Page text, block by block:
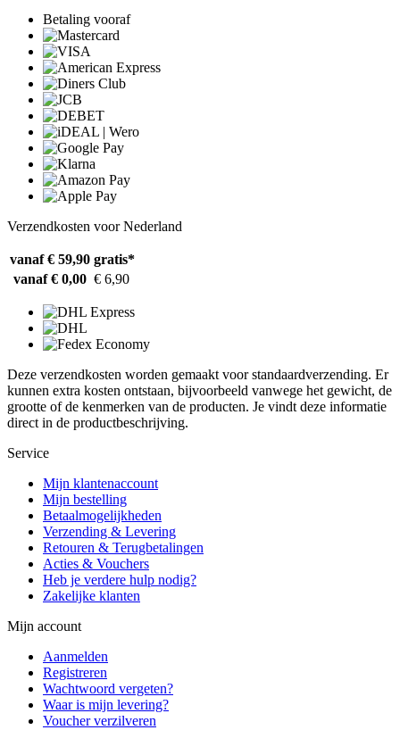
Betaling vooraf
Verzendkosten voor Nederland
vanaf € 59,90 gratis*
vanaf € 0,00 € 6,90
Deze verzendkosten worden gemaakt voor standaardverzending. Er
kunnen extra kosten ontstaan, bijvoorbeeld vanwege het gewicht, de
grootte of de kenmerken van de producten. Je vindt deze informatie
direct in de productbeschrijving.
Service
Mijn klantenaccount
Mijn bestelling
Betaalmogelijkheden
Verzending & Levering
Retouren & Terugbetalingen
Acties & Vouchers
Heb je verdere hulp nodig?
Zakelijke klanten
Mijn account
Aanmelden
Registreren
Wachtwoord vergeten?
Waar is mijn levering?
Voucher verzilveren